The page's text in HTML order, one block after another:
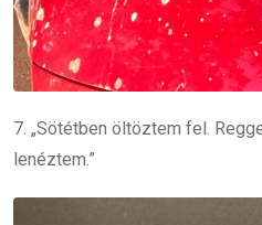
7. „Sötétben öltöztem fel.
lenéztem.”